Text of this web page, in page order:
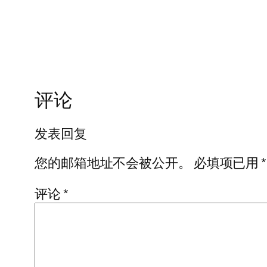
评论
发表回复
您的邮箱地址不会被公开。
必填项已用*
评论*